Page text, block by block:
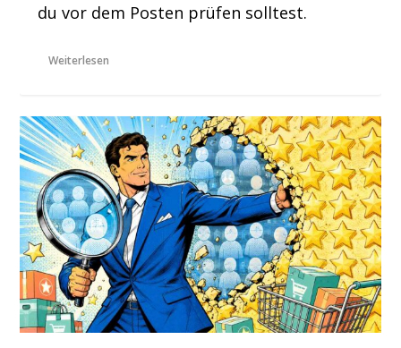
du vor dem Posten prüfen solltest.
Weiterlesen